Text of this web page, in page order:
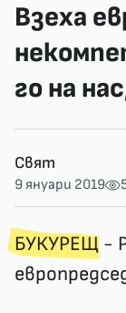
Взеха
го на
Свят
9 януари 2019
БУКУРЕЩ-